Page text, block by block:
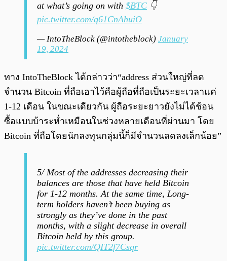
at what’s going on with $BTC 👇
pic.twitter.com/q61CnAhuiO
— IntoTheBlock (@intotheblock) January
19, 2024
ทาง IntoTheBlock ได้กล่าวว่า“address ส่วนใหญ่ที่ลด
จำนวน Bitcoin ที่ถือเอาไว้คือผู้ถือที่ถือเป็นระยะเวลาแค่
1-12 เดือน ในขณะเดียวกัน ผู้ถือระยะยาวยังไม่ได้ช้อน
ซื้อแบบบ้าระห่ำเหมือนในช่วงหลายเดือนที่ผ่านมา โดย
Bitcoin ที่ถือโดยนักลงทุนกลุ่มนี้ก็มีจำนวนลดลงเล็กน้อย”
5/ Most of the addresses decreasing their
balances are those that have held Bitcoin
for 1-12 months. At the same time, Long-
term holders haven’t been buying as
strongly as they’ve done in the past
months, with a slight decrease in overall
Bitcoin held by this group.
pic.twitter.com/QIT2f7Csqr